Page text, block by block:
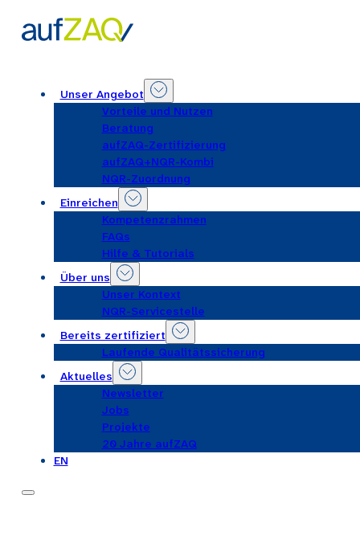
Unser Angebot
Vorteile und Nutzen
Beratung
aufZAQ-Zertifizierung
aufZAQ+NQR-Kombi
NQR-Zuordnung
Einreichen
Kompetenzrahmen
FAQs
Hilfe & Tutorials
Über uns
Unser Kontext
NQR-Servicestelle
Bereits zertifiziert
Laufende Qualitätssicherung
Aktuelles
Newsletter
Jobs
Projekte
20 Jahre aufZAQ
EN